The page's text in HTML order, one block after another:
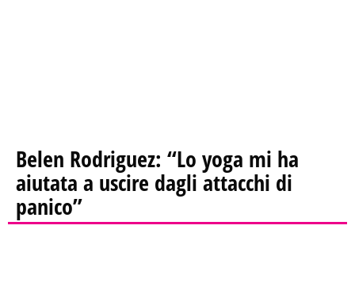
Belen Rodriguez: “Lo yoga mi ha
aiutata a uscire dagli attacchi di
panico”